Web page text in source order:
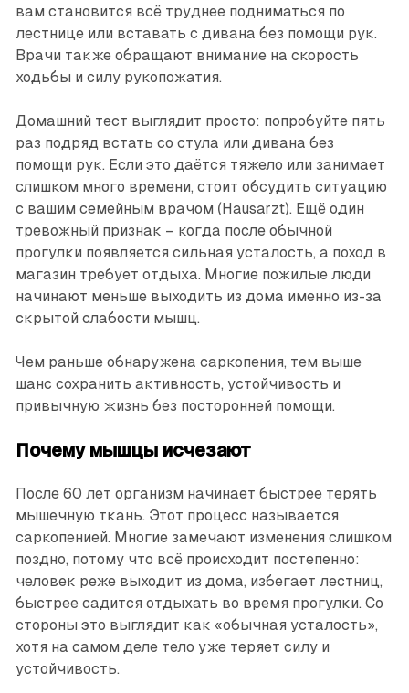
вам становится всё труднее подниматься по
лестнице или вставать с дивана без помощи рук.
Врачи также обращают внимание на скорость
ходьбы и силу рукопожатия.
Домашний тест выглядит просто: попробуйте пять
раз подряд встать со стула или дивана без
помощи рук. Если это даётся тяжело или занимает
слишком много времени, стоит обсудить ситуацию
с вашим семейным врачом (Hausarzt). Ещё один
тревожный признак – когда после обычной
прогулки появляется сильная усталость, а поход в
магазин требует отдыха. Многие пожилые люди
начинают меньше выходить из дома именно из-за
скрытой слабости мышц.
Чем раньше обнаружена саркопения, тем выше
шанс сохранить активность, устойчивость и
привычную жизнь без посторонней помощи.
Почему мышцы исчезают
После 60 лет организм начинает быстрее терять
мышечную ткань. Этот процесс называется
саркопенией. Многие замечают изменения слишком
поздно, потому что всё происходит постепенно:
человек реже выходит из дома, избегает лестниц,
быстрее садится отдыхать во время прогулки. Со
стороны это выглядит как «обычная усталость»,
хотя на самом деле тело уже теряет силу и
устойчивость.